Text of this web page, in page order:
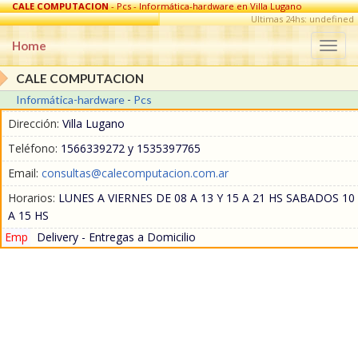
CALE COMPUTACION- Pcs - Informática-hardware en Villa Lugano
Ultimas 24hs: undefined
Home
CALE COMPUTACION
Informática-hardware - Pcs
Dirección: Villa Lugano
Teléfono: 1566339272 y 1535397765
Email: consultas@calecomputacion.com.ar
Horarios: LUNES A VIERNES DE 08 A 13 Y 15 A 21 HS SABADOS 10
A 15 HS
Emp
Delivery - Entregas a Domicilio